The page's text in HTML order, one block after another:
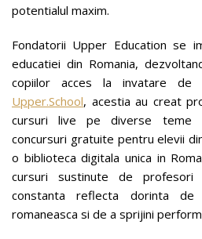
potentialul maxim.
Fondatorii Upper Education se
educatiei din Romania,
copiilor acces la invatare de
Upper.School, acestia au creat
cursuri live pe diverse teme
concursuri gratuite pentru elevii
o biblioteca digitala unica in
cursuri sustinute de
constanta reflecta dorinta de
romaneasca si de a sprijini